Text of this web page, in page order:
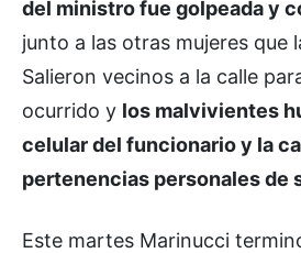
del ministro fue golpeada y
junto a las otras mujeres que
Salieron vecinos a la calle
ocurrido y los malvivientes
celular del funcionario y la
pertenencias personales de
Este martes Marinucci